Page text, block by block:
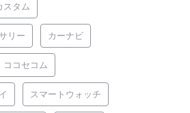
スタム
リー カーナビ
ココセコム
スマートウォッチ